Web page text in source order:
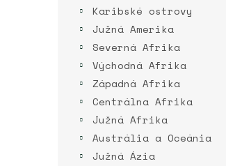
Karibské ostrovy
Južná Amerika
Severná Afrika
Východná Afrika
Západná Afrika
Centrálna Afrika
Južná Afrika
Austrália a Oceánia
Južná Ázia